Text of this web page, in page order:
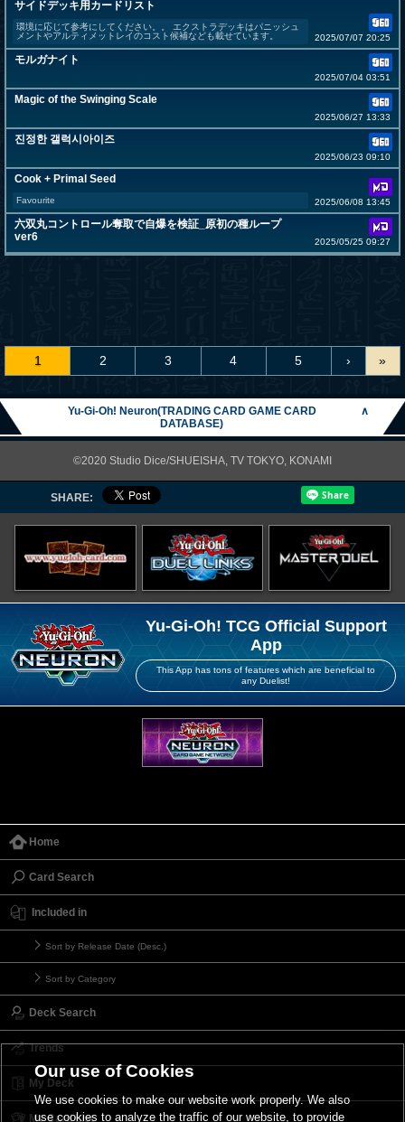
サイドデッキ用カードリスト
環境に応じて参考にしてください。。 エクストラデッキはパニッシュ
メントやアルティメットレイのコスト候補なども載せています。
2025/07/07 20:25
モルガナイト
2025/07/04 03:51
Magic of the Swinging Scale
2025/06/27 13:33
진정한 갤럭시아이즈
2025/06/23 09:10
Cook + Primal Seed
Favourite 2025/06/08 13:45
六双丸コントロール奪取で自爆を検証_原初の種ループ
ver6
2025/05/25 09:27
1 2 3 4 5 › »
Yu-Gi-Oh! Neuron(TRADING CARD GAME CARD
DATABASE)
∧
©2020 Studio Dice/SHUEISHA, TV TOKYO, KONAMI
SHARE:
Yu-Gi-Oh! TCG Official Support
App
This App has tons of features which are beneficial to
any Duelist!
Home
Card Search
Included in
Sort by Release Date (Desc.)
Sort by Category
Deck Search
Trends
My Deck
My Card List
Our use of Cookies
We use cookies to make our website work properly. We also
use cookies to analyze the traffic of our website, to provide